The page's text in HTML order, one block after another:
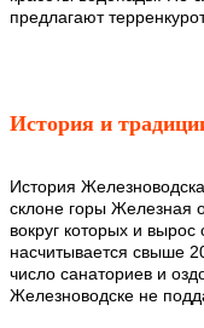
предлагают
История и
История
склоне горы Железная
вокруг которых и
насчитывается свыше
число санаториев и
Железноводске не